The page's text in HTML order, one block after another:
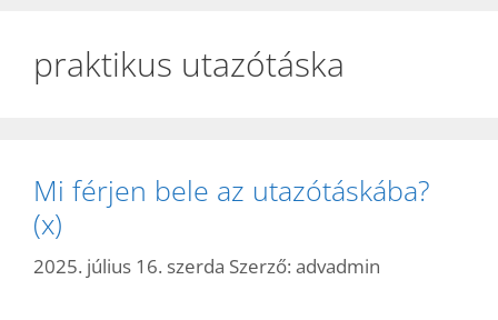
praktikus utazótáska
Mi férjen bele az utazótáskába?
(x)
2025. július 16. szerda Szerző: advadmin